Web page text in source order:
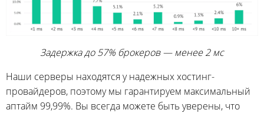
Задержка до 57% брокеров — менее 2 мс
Наши серверы находятся у надежных хостинг-
провайдеров, поэтому мы гарантируем максимальный
аптайм 99,99%. Вы всегда можете быть уверены, что